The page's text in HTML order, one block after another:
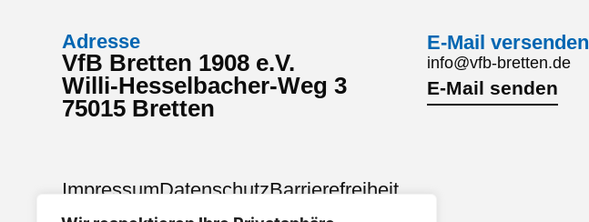
Adresse
VfB Bretten 1908 e.V.
Willi-Hesselbacher-Weg 3
75015 Bretten
E-Mail versenden
info@vfb-bretten.de
E-Mail senden
ImpressumDatenschutzBarrierefreiheit